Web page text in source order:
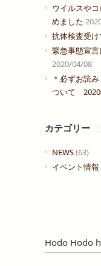
ウイルスや
めました
抗体検査受け
緊急事態宣
2020/04/08
＊必ずお読
ついて 2020
カテゴリー
NEWS(63)
イベント情報
Hodo Hodo